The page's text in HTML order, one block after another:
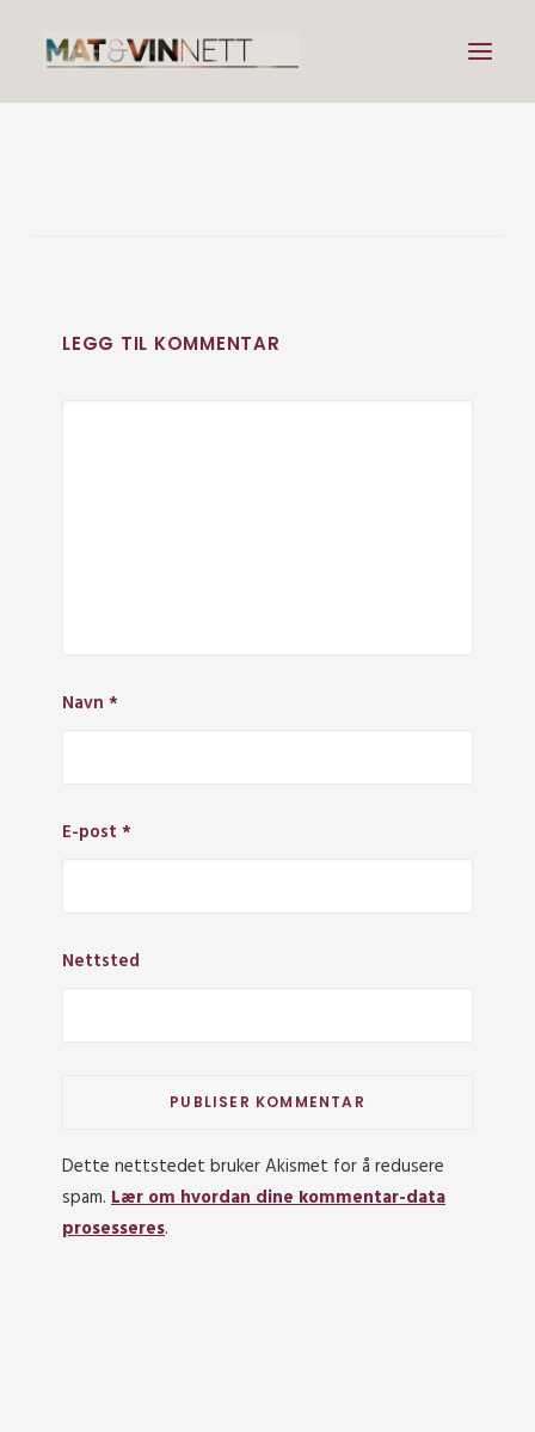
Om vin
LEGG TIL KOMMENTAR
Navn *
E-post *
Nettsted
Dette nettstedet bruker Akismet for å redusere
spam. Lær om hvordan dine kommentar-data
prosesseres.